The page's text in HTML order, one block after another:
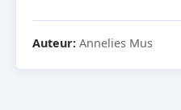
Auteur: Annelies Mus